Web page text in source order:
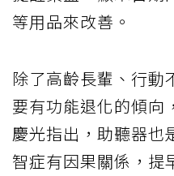
等用品來改善。
除了高齡長輩、行動
要有功能退化的傾向
慶光指出，助聽器也
智症有因果關係，提